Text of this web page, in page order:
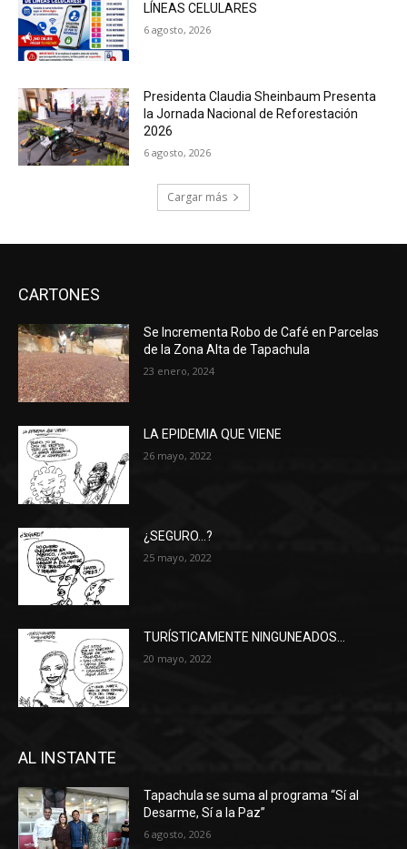
LÍNEAS CELULARES
6 agosto, 2026
Presidenta Claudia Sheinbaum Presenta
la Jornada Nacional de Reforestación
2026
6 agosto, 2026
Cargar más
CARTONES
Se Incrementa Robo de Café en Parcelas
de la Zona Alta de Tapachula
23 enero, 2024
LA EPIDEMIA QUE VIENE
26 mayo, 2022
¿SEGURO…?
25 mayo, 2022
TURÍSTICAMENTE NINGUNEADOS…
20 mayo, 2022
AL INSTANTE
Tapachula se suma al programa “Sí al
Desarme, Sí a la Paz”
6 agosto, 2026